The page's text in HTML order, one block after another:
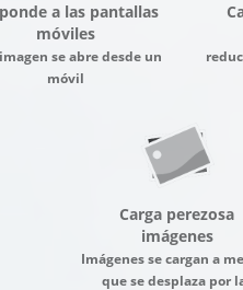
a las pantallas
móviles
se abre desde un
móvil
Carga perezosa
imágenes
Imágenes se cargan a
que se desplaza por